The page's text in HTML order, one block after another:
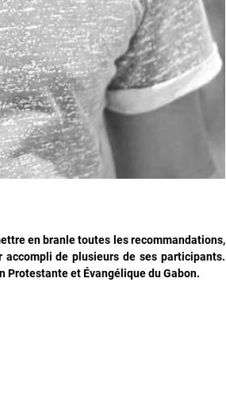
en branle toutes les recommandations,
de plusieurs de ses participants.
Protestante et Évangélique du Gabon.